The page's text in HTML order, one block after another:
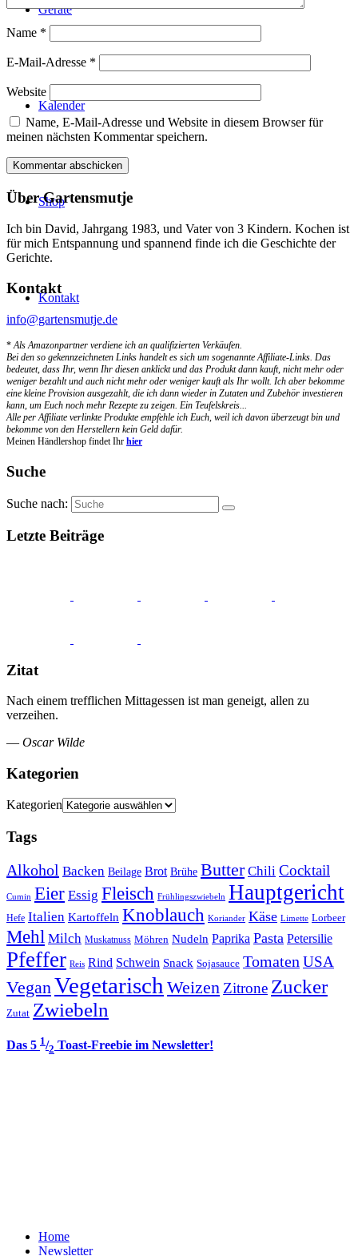
Geräte
Kalender
Shop
Kontakt
Name *
E-Mail-Adresse *
Website
Name, E-Mail-Adresse und Website in diesem Browser für
meinen nächsten Kommentar speichern.
Über Gartensmutje
Ich bin David, Jahrgang 1983, und Vater von 3 Kindern. Kochen ist
für mich Entspannung und spannend finde ich die Geschichte der
Gerichte.
Kontakt
info@gartensmutje.de
*Als Amazonpartner verdiene ich an qualifizierten Verkäufen.
Bei den so gekennzeichneten Links handelt es sich um sogenannte Affiliate-Links. Das
bedeutet, dass Ihr, wenn Ihr diesen anklickt und das Produkt dann kauft, nicht mehr oder
weniger bezahlt und auch nicht mehr oder weniger kauft als Ihr wollt. Ich aber bekomme
eine kleine Provision ausgezahlt, die ich dann wieder in Zutaten und Zubehör investieren
kann, um Euch noch mehr Rezepte zu zeigen. Ein Teufelskreis...
Alle per Affiliate verlinkte Produkte empfehle ich Euch, weil ich davon überzeugt bin und
bekomme von den Herstellern kein Geld dafür.
Meinen Händlershop findet Ihr hier
Suche
Suche nach:
Letzte Beiträge
Zitat
Nach einem trefflichen Mittagessen ist man geneigt, allen zu
verzeihen.
— Oscar Wilde
Kategorien
Kategorien
Tags
Alkohol Backen Beilage Brot Brühe Butter Chili Cocktail
Cumin Eier Essig Fleisch Frühlingszwiebeln Hauptgericht
Hefe Italien Kartoffeln Knoblauch Koriander Käse Limette Lorbeer
Mehl Milch Muskatnuss Möhren Nudeln Paprika Pasta Petersilie
Pfeffer Reis Rind Schwein Snack Sojasauce Tomaten USA
VeganVegetarisch Weizen Zitrone Zucker
Zutat Zwiebeln
Das 5 1/2 Toast-Freebie im Newsletter!
Home
Newsletter